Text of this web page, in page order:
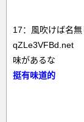
17：風吹けば名
qZLe3VFBd.net
味があるな
挺有味道的